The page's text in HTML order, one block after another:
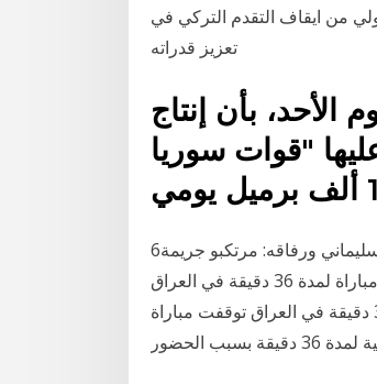
من ايقاف التقدم التركي في
تعزيز قدراته
الأحد، بأن إنتاج
"قوات سوريا
6‏‏/6‏‏/1442 بعد الهجرة شعبان خلال حفل تأبيني بذكرى استشهاد الفريق سليماني ورفاقه: مرتكبو جريمة
الاغتيال لن يستطيعوا إيقاف مسار اخبار الرياضة الحضور الجماهيري يوقف مباراة لمدة 36 دقيقة في العراق
- ( اخبار الرياضة - السومرية ) - الحضور الجماهيري يوقف مباراة لمدة 36 دقيقة في العراق توقفت مباراة
الحضور